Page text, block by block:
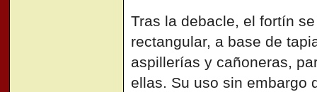
Tras la debacle, el fortín
rectangular, a base de
aspillerías y cañoneras,
ellas. Su uso sin embargo